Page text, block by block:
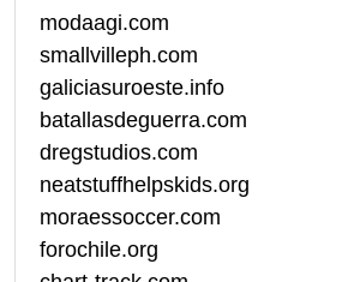
modaagi.com
smallvilleph.com
galiciasuroeste.info
batallasdeguerra.com
dregstudios.com
neatstuffhelpskids.org
moraessoccer.com
forochile.org